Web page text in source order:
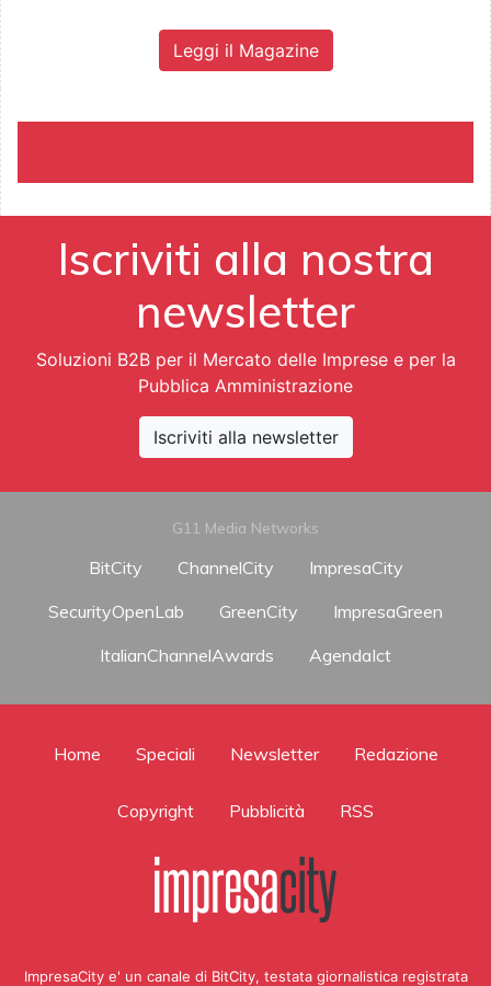
Leggi il Magazine
Iscriviti alla nostra
newsletter
Soluzioni B2B per il Mercato delle Imprese e per la
Pubblica Amministrazione
Iscriviti alla newsletter
G11 Media Networks
BitCity ChannelCity
ImpresaCity
SecurityOpenLab
GreenCity
ImpresaGreen
ItalianChannelAwards
AgendaIct
Home Speciali Newsletter Redazione
Copyright Pubblicità RSS
ImpresaCity e' un canale di BitCity, testata giornalistica registrata